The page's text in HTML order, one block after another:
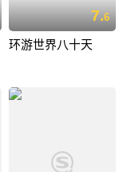
7.6
环游世界八十天